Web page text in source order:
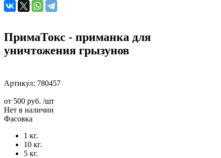
ПримаТокс - приманка для
уничтожения грызунов
Артикул: 780457
от 500 руб. /шт
Нет в наличии
Фасовка
1 кг.
10 кг.
5 кг.